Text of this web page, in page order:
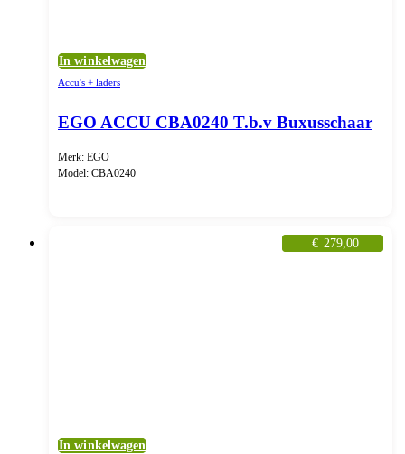
In winkelwagen
Accu's + laders
EGO ACCU CBA0240 T.b.v Buxusschaar
Merk: EGO
Model: CBA0240
€ 279,00
In winkelwagen